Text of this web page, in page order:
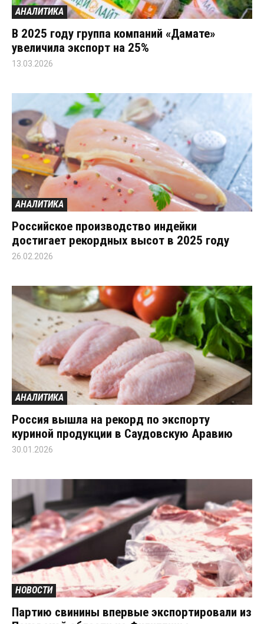
АНАЛИТИКА
В 2025 году группа компаний «Дамате»
увеличила экспорт на 25%
13.03.2026
АНАЛИТИКА
Российское производство индейки
достигает рекордных высот в 2025 году
26.02.2026
АНАЛИТИКА
Россия вышла на рекорд по экспорту
куриной продукции в Саудовскую Аравию
30.01.2026
НОВОСТИ
Партию свинины впервые экспортировали из